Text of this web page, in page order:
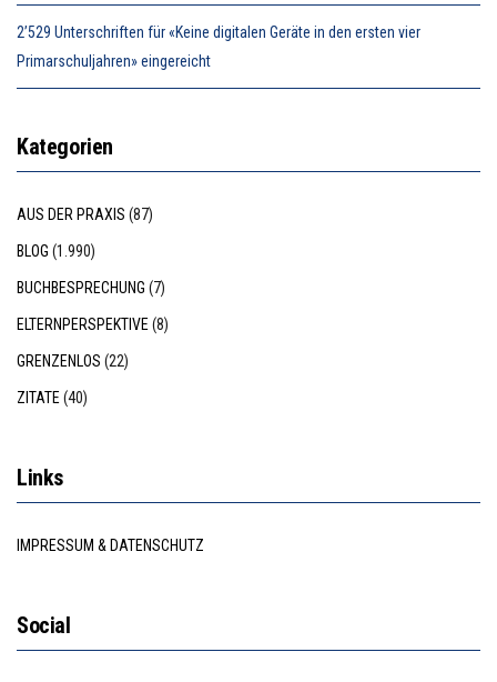
2’529 Unterschriften für «Keine digitalen Geräte in den ersten vier
Primarschuljahren» eingereicht
Kategorien
AUS DER PRAXIS (87)
BLOG (1.990)
BUCHBESPRECHUNG (7)
ELTERNPERSPEKTIVE (8)
GRENZENLOS (22)
ZITATE (40)
Links
IMPRESSUM & DATENSCHUTZ
Social